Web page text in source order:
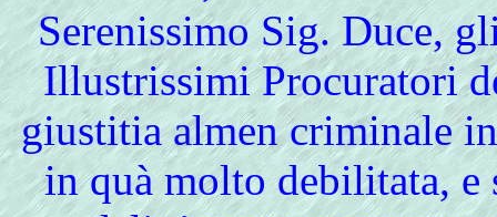
Serenissimo Sig. Duce,
Illustrissimi Procuratori
giustitia almen criminale
in quà molto debilitata, e